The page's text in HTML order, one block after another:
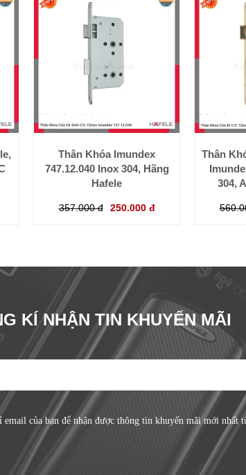
Thân Khóa Imundex
747.12.040 Inox 304, Hãng
Hafele
357.000 đ 250.000 đ
Thân
304,
KÍ NHẬN TIN KHUYẾN MÃI
của bạn để nhận được thông tin khuyến mãi mới nhất